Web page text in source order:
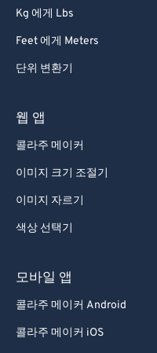
Kg 에게 Lbs
Feet 에게 Meters
단위 변환기
웹 앱
콜라주 메이커
이미지 크기 조절기
이미지 자르기
색상 선택기
모바일 앱
콜라주 메이커 Android
콜라주 메이커 iOS